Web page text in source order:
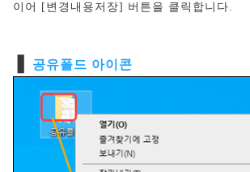
이어 [변경내용저장] 버튼을 클릭합니다.
공유폴드 아이콘